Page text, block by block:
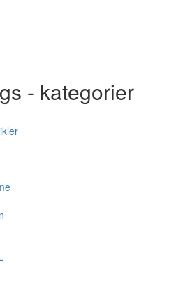
- kategorier